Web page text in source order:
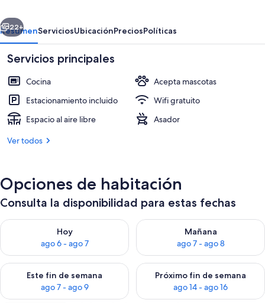
Siguiente
22+
ResumenServiciosUbicaciónPreciosPolíticas
Servicios principales
Cocina
Acepta mascotas
Estacionamiento incluido
Wifi gratuito
Espacio al aire libre
Asador
Ver todos
Opciones de habitación
Consulta la disponibilidad para estas fechas
Hoy
ago 6 - ago 7
Consulta la disponibilidad para hoy ago 6 - ago 7
Mañana
ago 7 - ago 8
Consulta la disponibilidad
Este fin de semana
ago 7 - ago 9
Consulta la disponibilidad para este fin de semana ago 7 -
Próximo fin de semana
ago 14 - ago 16
Consulta la disponibilidad